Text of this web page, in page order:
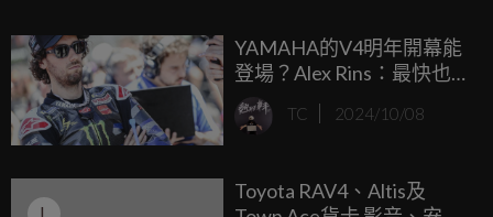
YAMAHA的V4明年開幕能
登場？Alex Rins：最快也要
季中！
TC 2024/10/08
L
Toyota RAV4、Altis及